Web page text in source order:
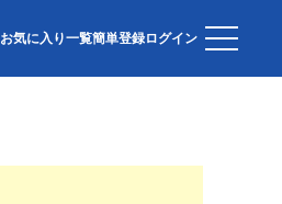
お気に入り一覧簡単登録ログイン